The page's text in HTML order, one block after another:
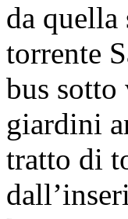
da
torrente
bus
giardini
tratto di